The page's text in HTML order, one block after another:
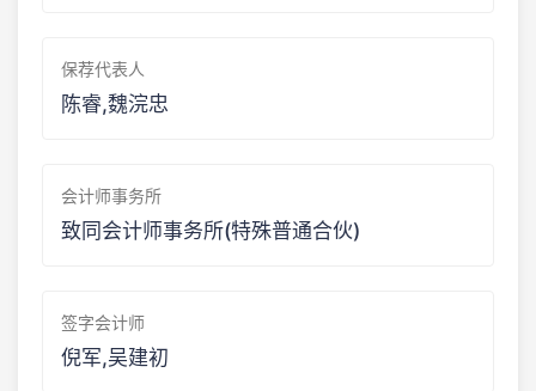
保荐代表人
陈睿,魏浣忠
会计师事务所
致同会计师事务所(特殊普通合伙)
签字会计师
倪军,吴建初